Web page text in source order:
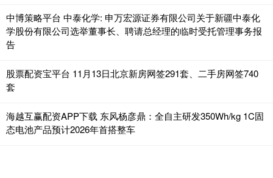
中博策略平台 中泰化学: 申万宏源证券有限公司关于新疆中泰化
学股份有限公司选举董事长、聘请总经理的临时受托管理事务报
告
股票配资宝平台 11月13日北京新房网签291套、二手房网签740
套
海越互赢配资APP下载 东风杨彦鼎：全自主研发350Wh/kg 1C固
态电池产品预计2026年首搭整车